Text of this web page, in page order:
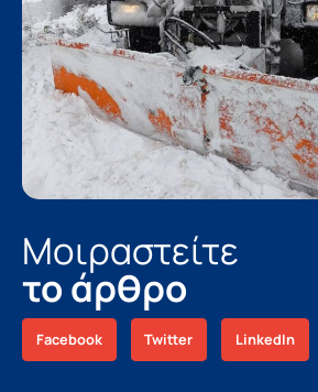
Μοιραστείτε
το άρθρο
Facebook Twitter LinkedIn